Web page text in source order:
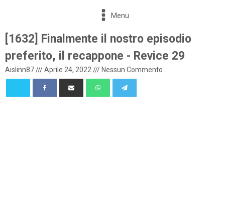
Menu
[1632] Finalmente il nostro episodio
preferito, il recappone - Revice 29
Aislinn87///Aprile 24, 2022 /// Nessun Commento